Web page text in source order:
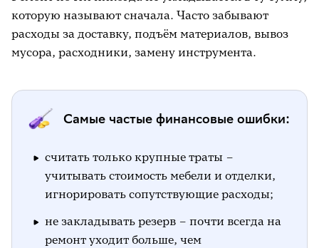
которую называют сначала. Часто забывают
расходы за доставку, подъём материалов, вывоз
мусора, расходники, замену инструмента.
Самые частые финансовые ошибки:
считать только крупные траты –
учитывать стоимость мебели и отделки,
игнорировать сопутствующие расходы;
не закладывать резерв – почти всегда на
ремонт уходит больше, чем